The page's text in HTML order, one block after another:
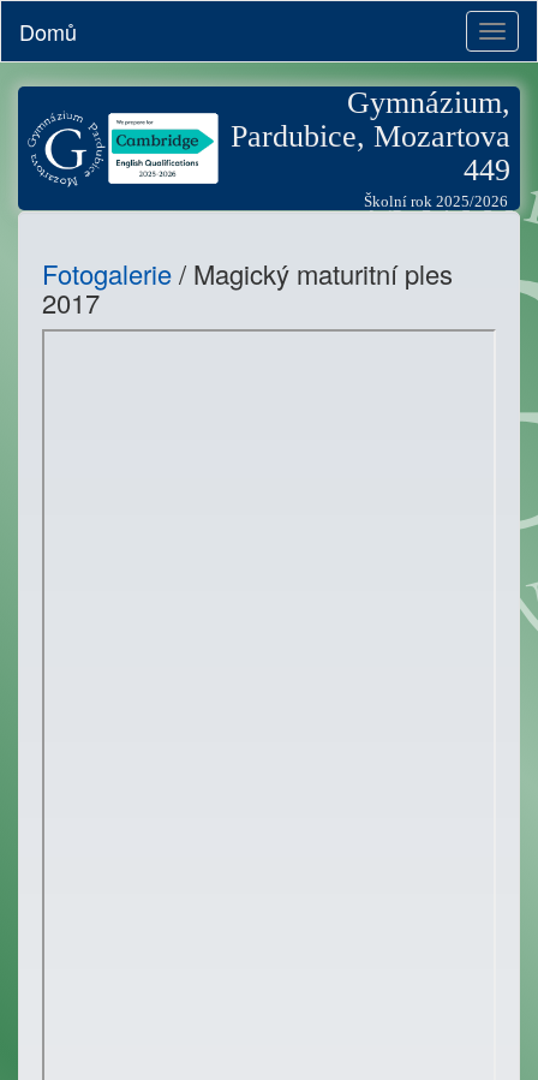
Domů
Gymnázium,
Pardubice, Mozartova
449
Školní rok 2025/2026
Fotogalerie/ Magický maturitní ples
2017